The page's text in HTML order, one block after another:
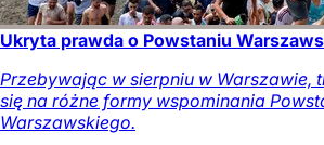
Ukryta prawda o Powstaniu
Przebywając w sierpniu w Warszawie,
się na różne formy wspominania
Warszawskiego.